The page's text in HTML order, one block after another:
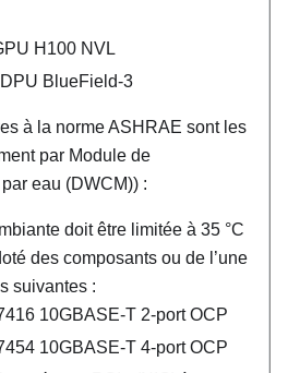
H100 NVL
BlueField-3
à la norme ASHRAE sont les
par Module de
eau (DWCM)) :
doit être limitée à 35 °C
des composants ou de l’une
suivantes :
10GBASE-T 2-port OCP
10GBASE-T 4-port OCP